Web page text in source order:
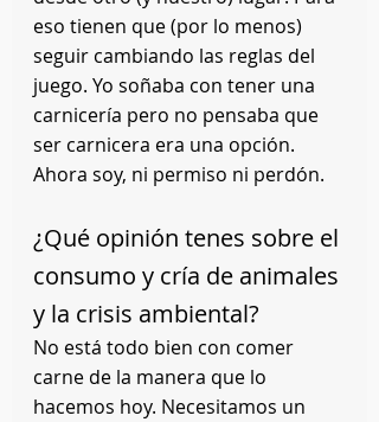
eso tienen que (por lo menos)
seguir cambiando las reglas del
juego. Yo soñaba con tener una
carnicería pero no pensaba que
ser carnicera era una opción.
Ahora soy, ni permiso ni perdón.
¿Qué opinión tenes sobre el
consumo y cría de animales
y la crisis ambiental?
No está todo bien con comer
carne de la manera que lo
hacemos hoy. Necesitamos un